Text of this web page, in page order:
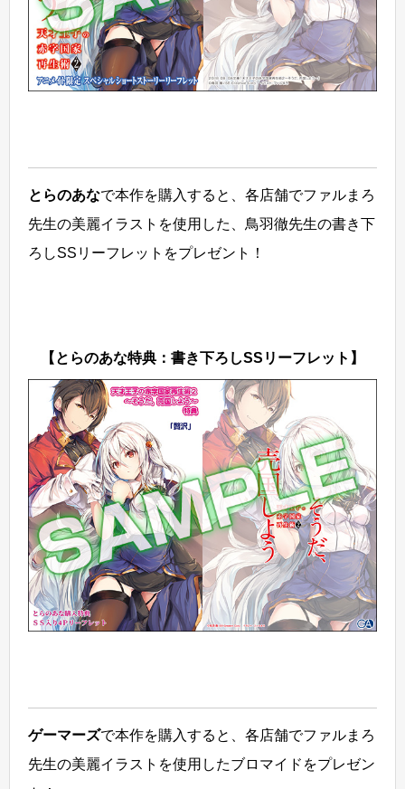
とらのあなで本作を購入すると、各店舗でファルまろ
先生の美麗イラストを使用した、鳥羽徹先生の書き下
ろしSSリーフレットをプレゼント！
【とらのあな特典：書き下ろしSSリーフレット】
ゲーマーズで本作を購入すると、各店舗でファルまろ
先生の美麗イラストを使用したブロマイドをプレゼン